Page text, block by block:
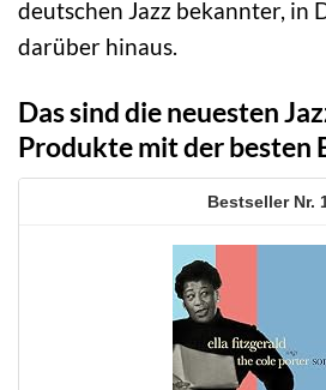
deutschen Jazz bekannter, in
darüber hinaus.
Das sind die neuesten
Produkte mit der besten